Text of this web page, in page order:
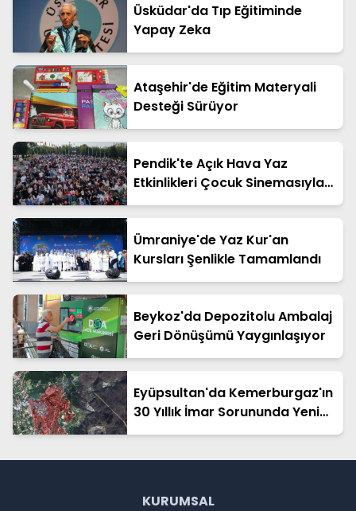
Üsküdar'da Tıp Eğitiminde
Yapay Zeka
Ataşehir'de Eğitim Materyali
Desteği Sürüyor
Pendik'te Açık Hava Yaz
Etkinlikleri Çocuk Sinemasıyla
Başladı
Ümraniye'de Yaz Kur'an
Kursları Şenlikle Tamamlandı
Beykoz'da Depozitolu Ambalaj
Geri Dönüşümü Yaygınlaşıyor
Eyüpsultan'da Kemerburgaz'ın
30 Yıllık İmar Sorununda Yeni
Aşama
KURUMSAL